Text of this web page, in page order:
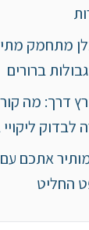
מתחמק
ברורים
דרך: מה
לבדוק ליקויי
אתכם
החליט